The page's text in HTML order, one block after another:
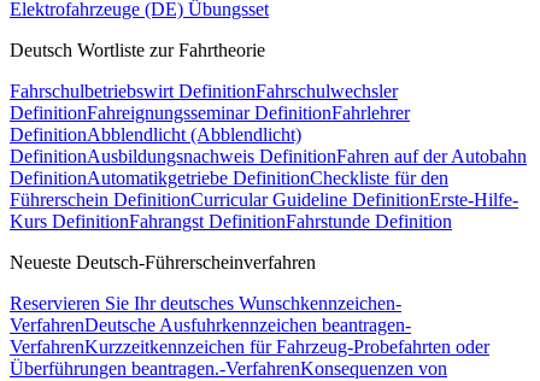
Elektrofahrzeuge (DE) Übungsset
Deutsch Wortliste zur Fahrtheorie
Fahrschulbetriebswirt DefinitionFahrschulwechsler
DefinitionFahreignungsseminar DefinitionFahrlehrer
DefinitionAbblendlicht (Abblendlicht)
DefinitionAusbildungsnachweis DefinitionFahren auf der Autobahn
DefinitionAutomatikgetriebe DefinitionCheckliste für den
Führerschein DefinitionCurricular Guideline DefinitionErste-Hilfe-
Kurs DefinitionFahrangst DefinitionFahrstunde Definition
Neueste Deutsch-Führerscheinverfahren
Reservieren Sie Ihr deutsches Wunschkennzeichen-
VerfahrenDeutsche Ausfuhrkennzeichen beantragen-
VerfahrenKurzzeitkennzeichen für Fahrzeug-Probefahrten oder
Überführungen beantragen.-VerfahrenKonsequenzen von